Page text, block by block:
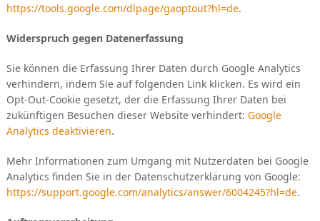
https://tools.google.com/dlpage/gaoptout?hl=de.
Widerspruch gegen Datenerfassung
Sie können die Erfassung Ihrer Daten durch Google Analytics
verhindern, indem Sie auf folgenden Link klicken. Es wird ein
Opt-Out-Cookie gesetzt, der die Erfassung Ihrer Daten bei
zukünftigen Besuchen dieser Website verhindert: Google
Analytics deaktivieren.
Mehr Informationen zum Umgang mit Nutzerdaten bei Google
Analytics finden Sie in der Datenschutzerklärung von Google:
https://support.google.com/analytics/answer/6004245?hl=de.